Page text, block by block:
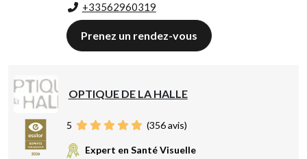
+33562960319
Prenez un rendez-vous
OPTIQUE DE LA HALLE
5 (356avis)
Expert en Santé Visuelle